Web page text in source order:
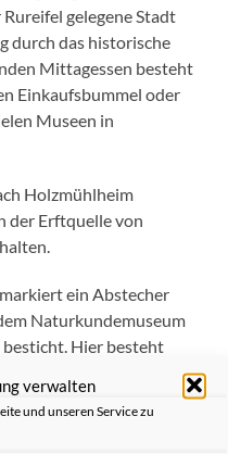
verwalten
und unseren Service zu
gelegene Stadt
durch das historische
Mittagessen besteht
Einkaufsbummel oder
Museen in
Holzmühlheim
der Erftquelle von
ein Abstecher
Naturkundemuseum
Hier besteht